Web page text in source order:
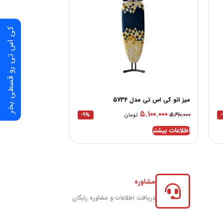
میز اتو کی اس تی مدل 5734
۵.۶۱۰.۰۰۰ ۵.۱۰۰.۰۰۰ تومان -9%
اطلاعات بیشتر
کی اس تی رو قسطی بخر
مشاوره
دریافت اطلاعات و مشاوره رایگان